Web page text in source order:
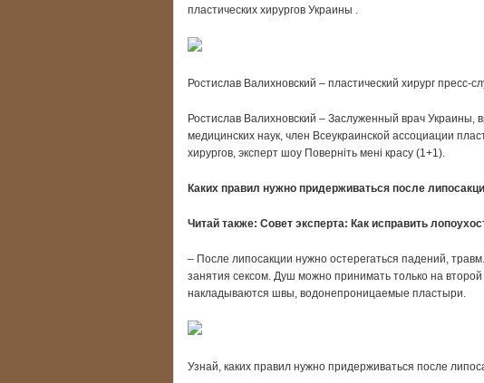
пластических хирургов Украины .
Ростислав Валихновский – пластический хирург пресс-
Ростислав Валихновский – Заслуженный врач Украины,
медицинских наук, член Всеукраинской ассоциации
хирургов, эксперт шоу Поверніть мені красу (1+1).
Каких правил нужно придерживаться после
Читай также: Совет эксперта: Как исправить
– После липосакции нужно остерегаться падений,
занятия сексом. Душ можно принимать только на
накладываются швы, водонепроницаемые пластыри.
Узнай, каких правил нужно придерживаться после